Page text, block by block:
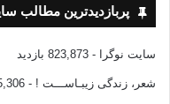
پربازدیدترین مطالب
سایت نوگرا - 823,873 بازدید
شعر، زندگی زیبـاســـت ! - 485,306 بازدید